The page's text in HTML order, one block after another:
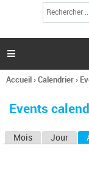
l
c
h
e

Vous
ici
Accueil›Calendrier›
Events
Mois Jour